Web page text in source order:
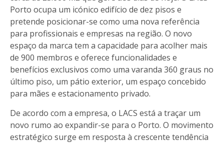
Porto ocupa um icónico edifício de dez pisos e
pretende posicionar-se como uma nova referência
para profissionais e empresas na região. O novo
espaço da marca tem a capacidade para acolher mais
de 900 membros e oferece funcionalidades e
benefícios exclusivos como uma varanda 360 graus no
último piso, um pátio exterior, um espaço concebido
para mães e estacionamento privado.
De acordo com a empresa, o LACS está a traçar um
novo rumo ao expandir-se para o Porto. O movimento
estratégico surge em resposta à crescente tendência